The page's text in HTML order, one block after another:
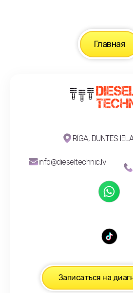
Главная
RĪGA, DUNTES
info@dieseltechnic.lv
Записаться на